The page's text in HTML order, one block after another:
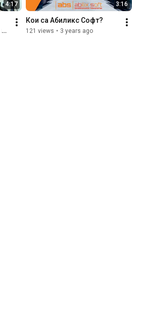
4:17 3:16
Кои са Абиликс Софт?
121 views • 3 years ago